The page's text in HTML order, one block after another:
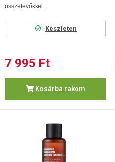
összetevőkkel.
Készleten
7 995 Ft
Kosárba rakom